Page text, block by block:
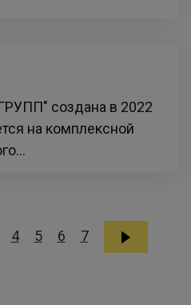
создана в 2022
на комплексной
4 5 6 7